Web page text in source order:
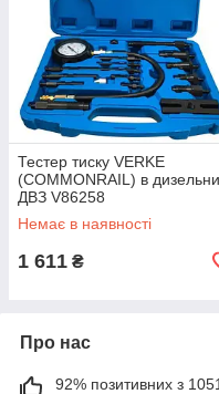
Тестер тиску VERKE
(COMMONRAIL) в
ДВЗ V86258
Немає в наявності
1 611 ₴
Про нас
92% позитивних з 1051